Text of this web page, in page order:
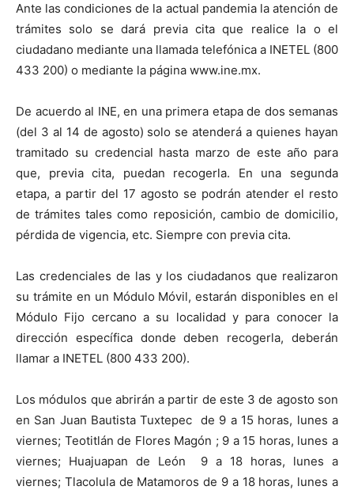
Ante las condiciones de la actual pandemia la atención de
trámites solo se dará previa cita que realice la o el
ciudadano mediante una llamada telefónica a INETEL (800
433 200) o mediante la página www.ine.mx.
De acuerdo al INE, en una primera etapa de dos semanas
(del 3 al 14 de agosto) solo se atenderá a quienes hayan
tramitado su credencial hasta marzo de este año para
que, previa cita, puedan recogerla. En una segunda
etapa, a partir del 17 agosto se podrán atender el resto
de trámites tales como reposición, cambio de domicilio,
pérdida de vigencia, etc. Siempre con previa cita.
Las credenciales de las y los ciudadanos que realizaron
su trámite en un Módulo Móvil, estarán disponibles en el
Módulo Fijo cercano a su localidad y para conocer la
dirección específica donde deben recogerla, deberán
llamar a INETEL (800 433 200).
Los módulos que abrirán a partir de este 3 de agosto son
en San Juan Bautista Tuxtepec de 9 a 15 horas, lunes a
viernes; Teotitlán de Flores Magón ; 9 a 15 horas, lunes a
viernes; Huajuapan de León 9 a 18 horas, lunes a
viernes; Tlacolula de Matamoros de 9 a 18 horas, lunes a